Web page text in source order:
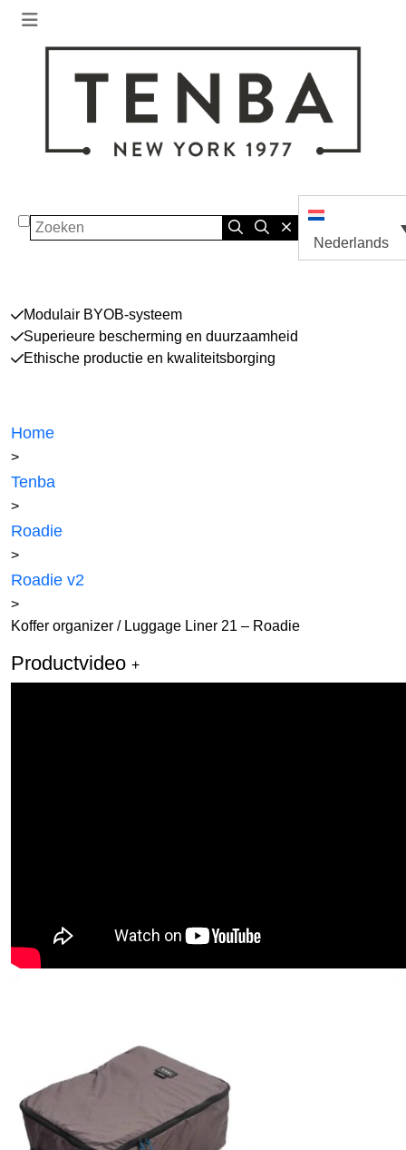
Zoeken
Nederlands
Modulair BYOB-systeem
Superieure bescherming en duurzaamheid
Ethische productie en kwaliteitsborging
Home
>
Tenba
>
Roadie
>
Roadie v2
>
Koffer organizer / Luggage Liner 21 – Roadie
Productvideo +